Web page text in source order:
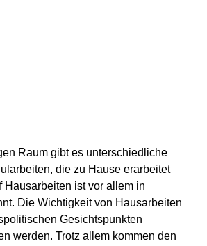
Raum gibt es unterschiedliche
die zu Hause erarbeitet
Hausarbeiten ist vor allem in
Die Wichtigkeit von Hausarbeiten
Gesichtspunkten
werden. Trotz allem kommen den